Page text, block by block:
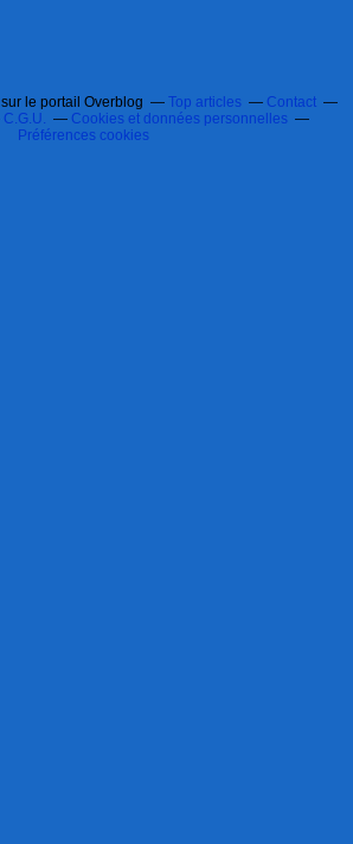
sur le portail Overblog Top articles
Contact
C.G.U.
Cookies et données personnelles
Préférences cookies